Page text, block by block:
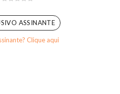
ASSINANTE
Clique aqui